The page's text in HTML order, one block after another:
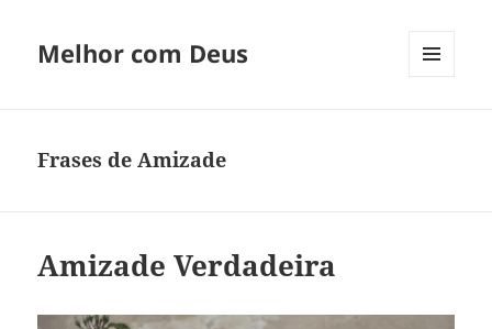
Melhor com Deus
Frases de Amizade
Amizade Verdadeira